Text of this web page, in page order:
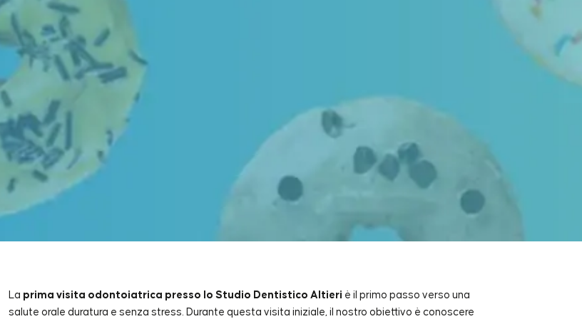
La prima visita odontoiatrica presso lo Studio Dentistico Altieri è il primo passo verso una
salute orale duratura e senza stress. Durante questa visita iniziale, il nostro obiettivo è conoscere